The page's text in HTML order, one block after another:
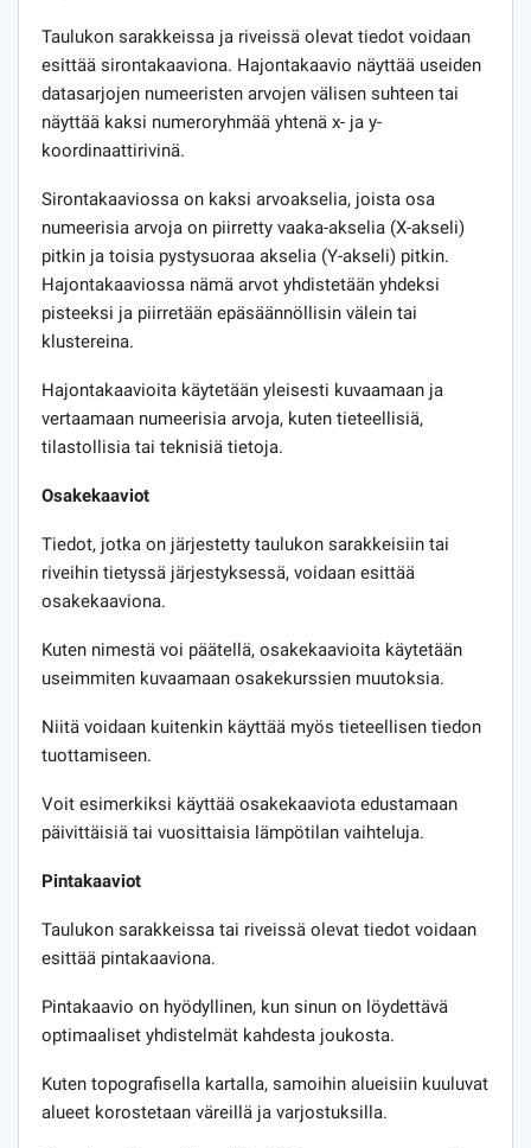
Taulukon sarakkeissa ja riveissä olevat tiedot voidaan
esittää sirontakaaviona. Hajontakaavio näyttää useiden
datasarjojen numeeristen arvojen välisen suhteen tai
näyttää kaksi numeroryhmää yhtenä x- ja y-
koordinaattirivinä.
Sirontakaaviossa on kaksi arvoakselia, joista osa
numeerisia arvoja on piirretty vaaka-akselia (X-akseli)
pitkin ja toisia pystysuoraa akselia (Y-akseli) pitkin.
Hajontakaaviossa nämä arvot yhdistetään yhdeksi
pisteeksi ja piirretään epäsäännöllisin välein tai
klustereina.
Hajontakaavioita käytetään yleisesti kuvaamaan ja
vertaamaan numeerisia arvoja, kuten tieteellisiä,
tilastollisia tai teknisiä tietoja.
Osakekaaviot
Tiedot, jotka on järjestetty taulukon sarakkeisiin tai
riveihin tietyssä järjestyksessä, voidaan esittää
osakekaaviona.
Kuten nimestä voi päätellä, osakekaavioita käytetään
useimmiten kuvaamaan osakekurssien muutoksia.
Niitä voidaan kuitenkin käyttää myös tieteellisen tiedon
tuottamiseen.
Voit esimerkiksi käyttää osakekaaviota edustamaan
päivittäisiä tai vuosittaisia ​​lämpötilan vaihteluja.
Pintakaaviot
Taulukon sarakkeissa tai riveissä olevat tiedot voidaan
esittää pintakaaviona.
Pintakaavio on hyödyllinen, kun sinun on löydettävä
optimaaliset yhdistelmät kahdesta joukosta.
Kuten topografisella kartalla, samoihin alueisiin kuuluvat
alueet korostetaan väreillä ja varjostuksilla.